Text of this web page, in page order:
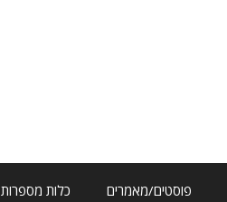
פוסטים/מאמרים כלות מספרות